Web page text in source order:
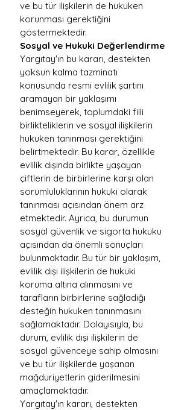
ve bu tür ilişkilerin de hukuken
korunması gerektiğini
göstermektedir.
Sosyal ve Hukuki Değerlendirme
Yargıtay'ın bu kararı, destekten
yoksun kalma tazminatı
konusunda resmi evlilik şartını
aramayan bir yaklaşımı
benimseyerek, toplumdaki fiili
birlikteliklerin ve sosyal ilişkilerin
hukuken tanınması gerektiğini
belirtmektedir. Bu karar, özellikle
evlilik dışında birlikte yaşayan
çiftlerin de birbirlerine karşı olan
sorumluluklarının hukuki olarak
tanınması açısından önem arz
etmektedir. Ayrıca, bu durumun
sosyal güvenlik ve sigorta hukuku
açısından da önemli sonuçları
bulunmaktadır. Bu tür bir yaklaşım,
evlilik dışı ilişkilerin de hukuki
koruma altına alınmasını ve
tarafların birbirlerine sağladığı
desteğin hukuken tanınmasını
sağlamaktadır. Dolayısıyla, bu
durum, evlilik dışı ilişkilerin de
sosyal güvenceye sahip olmasını
ve bu tür ilişkilerde yaşanan
mağduriyetlerin giderilmesini
amaçlamaktadır.
Yargıtay'ın kararı, destekten